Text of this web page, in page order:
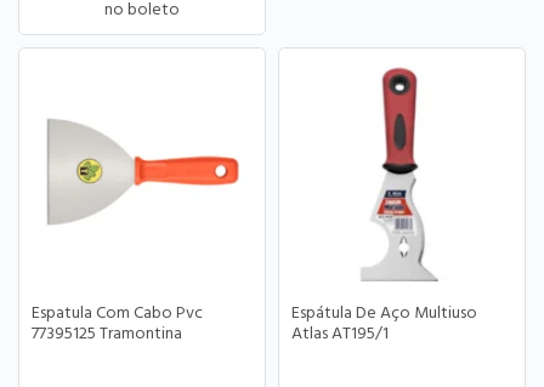
Espatula Com Cabo Pvc
77395125 Tramontina
Espátula De Aço Multiuso
Atlas AT195/1